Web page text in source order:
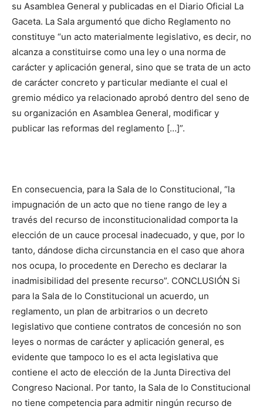
su Asamblea General y publicadas en el Diario Oficial La
Gaceta. La Sala argumentó que dicho Reglamento no
constituye “un acto materialmente legislativo, es decir, no
alcanza a constituirse como una ley o una norma de
carácter y aplicación general, sino que se trata de un acto
de carácter concreto y particular mediante el cual el
gremio médico ya relacionado aprobó dentro del seno de
su organización en Asamblea General, modificar y
publicar las reformas del reglamento […]”.
En consecuencia, para la Sala de lo Constitucional, “la
impugnación de un acto que no tiene rango de ley a
través del recurso de inconstitucionalidad comporta la
elección de un cauce procesal inadecuado, y que, por lo
tanto, dándose dicha circunstancia en el caso que ahora
nos ocupa, lo procedente en Derecho es declarar la
inadmisibilidad del presente recurso”. CONCLUSIÓN Si
para la Sala de lo Constitucional un acuerdo, un
reglamento, un plan de arbitrarios o un decreto
legislativo que contiene contratos de concesión no son
leyes o normas de carácter y aplicación general, es
evidente que tampoco lo es el acta legislativa que
contiene el acto de elección de la Junta Directiva del
Congreso Nacional. Por tanto, la Sala de lo Constitucional
no tiene competencia para admitir ningún recurso de